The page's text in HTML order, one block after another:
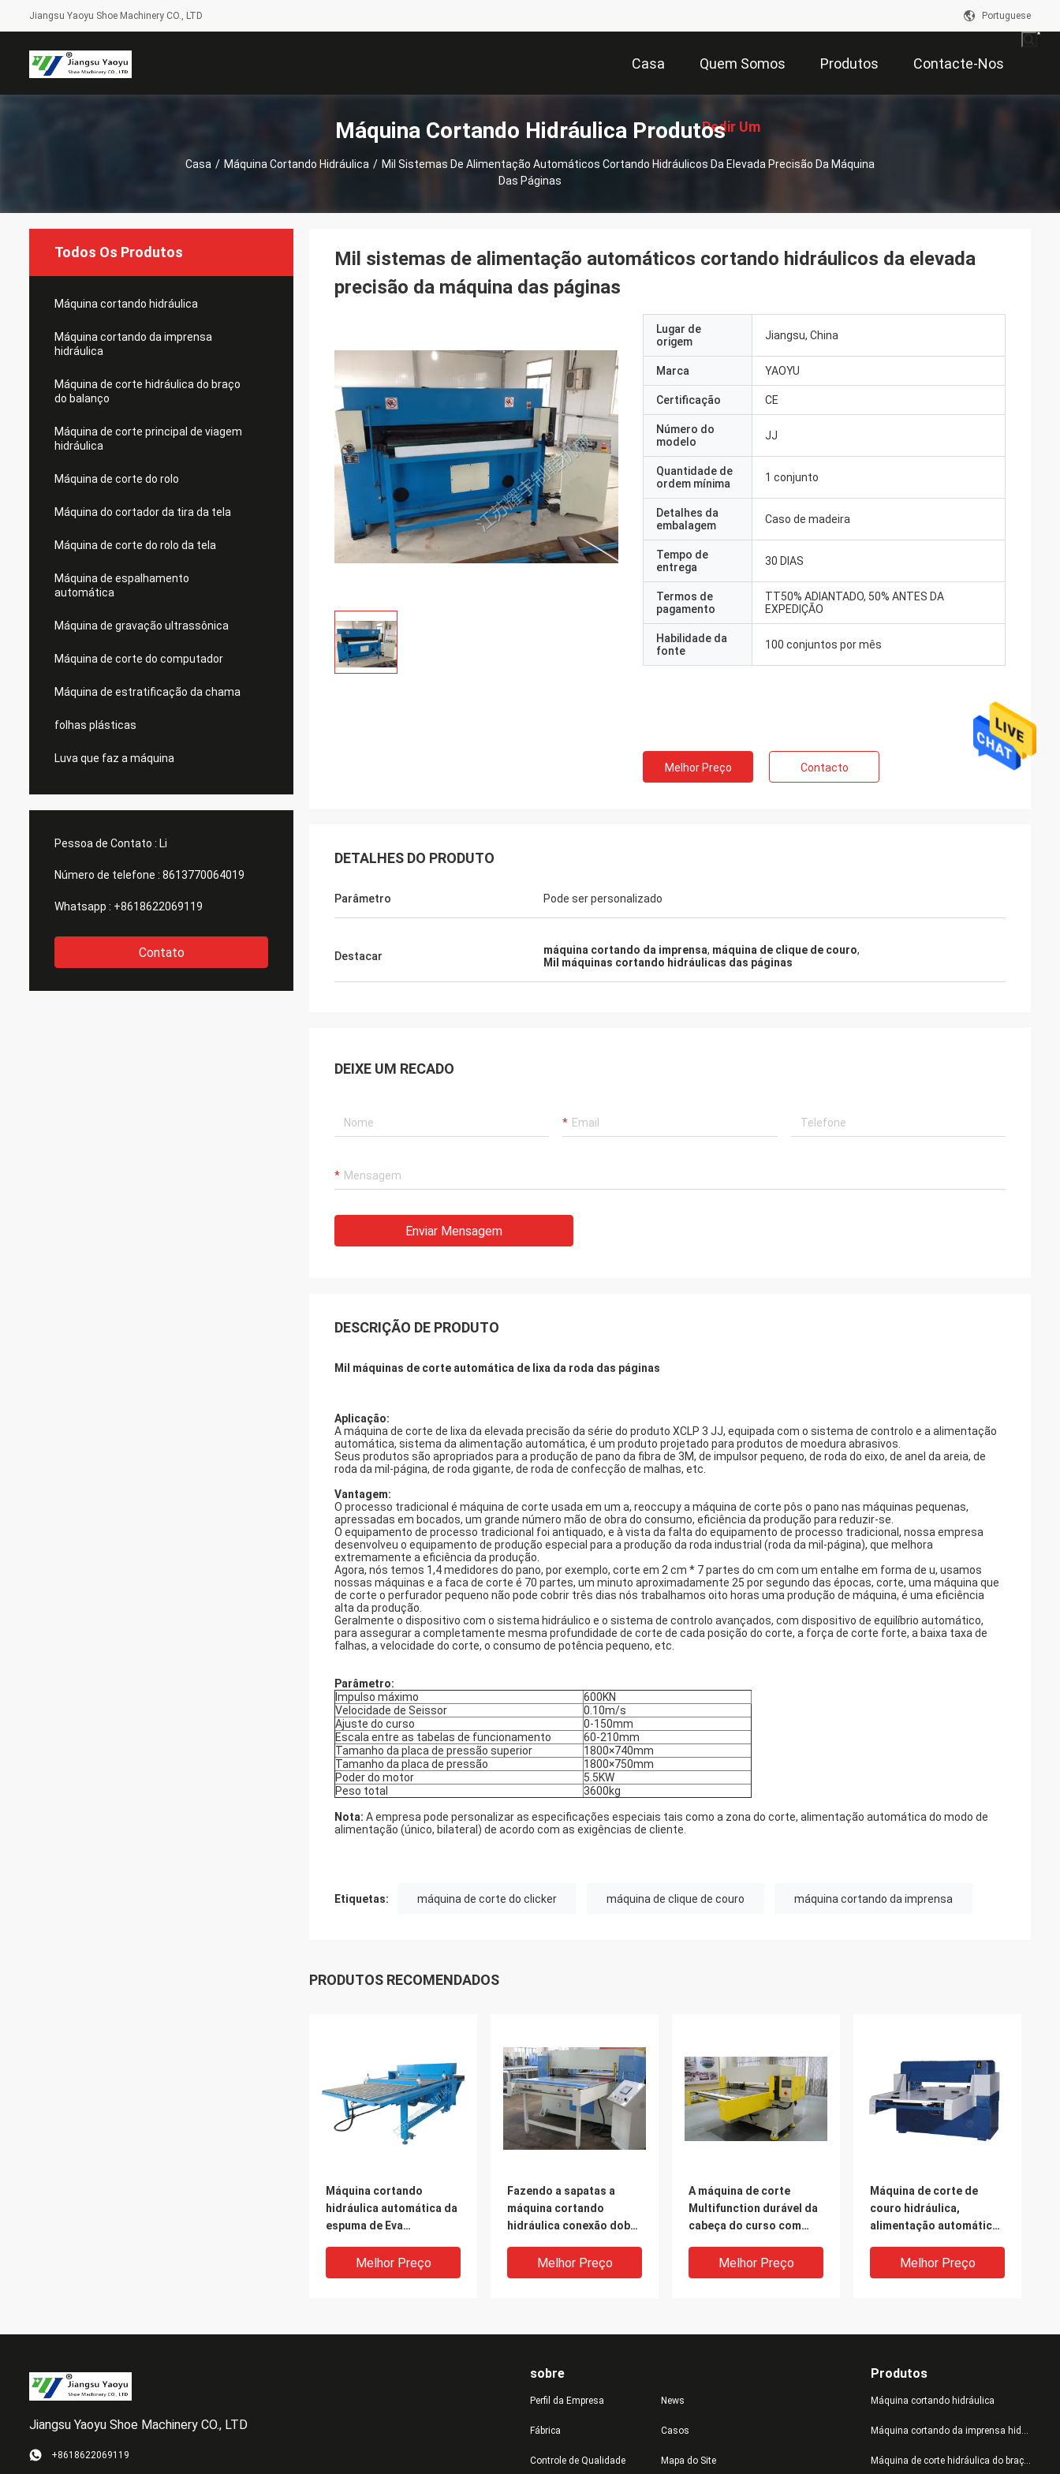
Jiangsu Yaoyu Shoe Machinery CO., LTD Portuguese
Casa Quem Somos Produtos Contacte-Nos
Pedir Um
Máquina Cortando Hidráulica Produtos
Casa / Máquina Cortando Hidráulica / Mil Sistemas De Alimentação Automáticos Cortando Hidráulicos Da Elevada Precisão Da Máquina
Das Páginas
Todos Os Produtos
Máquina cortando hidráulica
Máquina cortando da imprensa
hidráulica
Máquina de corte hidráulica do braço
do balanço
Máquina de corte principal de viagem
hidráulica
Máquina de corte do rolo
Máquina do cortador da tira da tela
Máquina de corte do rolo da tela
Máquina de espalhamento
automática
Máquina de gravação ultrassônica
Máquina de corte do computador
Máquina de estratificação da chama
folhas plásticas
Luva que faz a máquina
Pessoa de Contato : Li
Número de telefone : 8613770064019
Whatsapp : +8618622069119
Contato
Mil sistemas de alimentação automáticos cortando hidráulicos da elevada
precisão da máquina das páginas
Lugar de
origem
Jiangsu, China
Marca YAOYU
Certificação CE
Número do
modelo
JJ
Quantidade de
ordem mínima
1 conjunto
Detalhes da
embalagem
Caso de madeira
Tempo de
entrega
30 DIAS
Termos de
pagamento
TT50% ADIANTADO, 50% ANTES DA
EXPEDIÇÃO
Habilidade da
fonte
100 conjuntos por mês
Melhor Preço Contacto
DETALHES DO PRODUTO
Parâmetro Pode ser personalizado
Destacar máquina cortando da imprensa, máquina de clique de couro,
Mil máquinas cortando hidráulicas das páginas
DEIXE UM RECADO
Enviar Mensagem
DESCRIÇÃO DE PRODUTO
Mil máquinas de corte automática de lixa da roda das páginas
Aplicação:
A máquina de corte de lixa da elevada precisão da série do produto XCLP 3 JJ, equipada com o sistema de controlo e a alimentação
automática, sistema da alimentação automática, é um produto projetado para produtos de moedura abrasivos.
Seus produtos são apropriados para a produção de pano da fibra de 3M, de impulsor pequeno, de roda do eixo, de anel da areia, de
roda da mil-página, de roda gigante, de roda de confecção de malhas, etc.
Vantagem:
O processo tradicional é máquina de corte usada em um a, reoccupy a máquina de corte pôs o pano nas máquinas pequenas,
apressadas em bocados, um grande número mão de obra do consumo, eficiência da produção para reduzir-se.
O equipamento de processo tradicional foi antiquado, e à vista da falta do equipamento de processo tradicional, nossa empresa
desenvolveu o equipamento de produção especial para a produção da roda industrial (roda da mil-página), que melhora
extremamente a eficiência da produção.
Agora, nós temos 1,4 medidores do pano, por exemplo, corte em 2 cm * 7 partes do cm com um entalhe em forma de u, usamos
nossas máquinas e a faca de corte é 70 partes, um minuto aproximadamente 25 por segundo das épocas, corte, uma máquina que
de corte o perfurador pequeno não pode cobrir três dias nós trabalhamos oito horas uma produção de máquina, é uma eficiência
alta da produção.
Geralmente o dispositivo com o sistema hidráulico e o sistema de controlo avançados, com dispositivo de equilíbrio automático,
para assegurar a completamente mesma profundidade de corte de cada posição do corte, a força de corte forte, a baixa taxa de
falhas, a velocidade do corte, o consumo de potência pequeno, etc.
Parâmetro:
Impulso máximo
600KN
Velocidade de Seissor
0.10m/s
Ajuste do curso
0-150mm
Escala entre as tabelas de funcionamento
60-210mm
Tamanho da placa de pressão superior
1800×740mm
Tamanho da placa de pressão
1800×750mm
Poder do motor
5.5KW
Peso total
3600kg
Nota: A empresa pode personalizar as especificações especiais tais como a zona do corte, alimentação automática do modo de
alimentação (único, bilateral) de acordo com as exigências de cliente.
Etiquetas: máquina de corte do clicker máquina de clique de couro máquina cortando da imprensa
PRODUTOS RECOMENDADOS
Máquina cortando
hidráulica automática da
espuma de Eva
Melhor Preço
Fazendo a sapatas a
máquina cortando
hidráulica conexão dobro
cilindroMelhor Preço
A máquina de corte
Multifunction durável da
cabeça do curso com
apertoMelhor Preço
Máquina de corte de
couro hidráulica,
alimentação automática
imprensa do corte
Melhor Preço
Jiangsu Yaoyu Shoe Machinery CO., LTD
+8618622069119
sobre
Perfil da Empresa
Fábrica
Controle de Qualidade
News
Casos
Mapa do Site
Produtos
Máquina cortando hidráulica
Máquina cortando da imprensa hidráulica
Máquina de corte hidráulica do braço do balanço